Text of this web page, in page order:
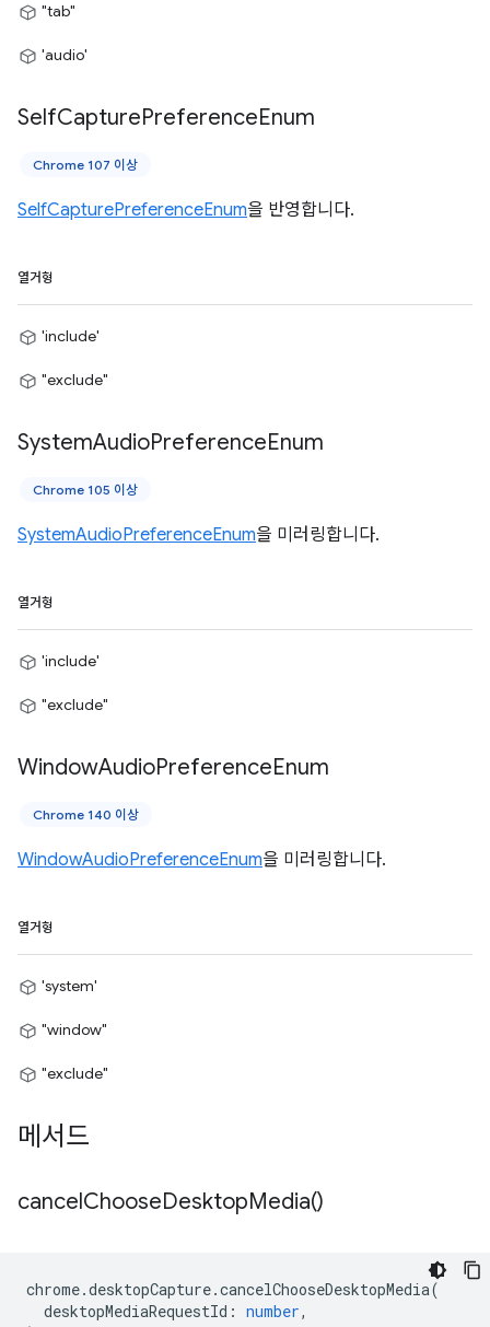
"tab"
'audio'
SelfCapturePreferenceEnum
Chrome 107 이상
SelfCapturePreferenceEnum을 반영합니다.
열거형
'include'
"exclude"
SystemAudioPreferenceEnum
Chrome 105 이상
SystemAudioPreferenceEnum을 미러링합니다.
열거형
'include'
"exclude"
WindowAudioPreferenceEnum
Chrome 140 이상
WindowAudioPreferenceEnum을 미러링합니다.
열거형
'system'
"window"
"exclude"
메서드
cancelChooseDesktopMedia()
chrome.desktopCapture.cancelChooseDesktopMedia(
desktopMediaRequestId : number,